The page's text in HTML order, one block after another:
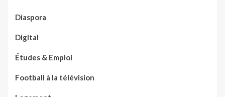
Diaspora
Digital
Études & Emploi
Football à la télévision